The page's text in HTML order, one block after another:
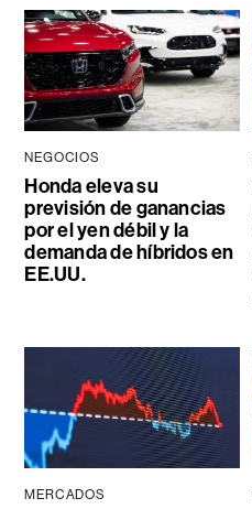
NEGOCIOS
Honda eleva su
previsión de ganancias
por el yen débil y la
demanda de híbridos en
EE.UU.
MERCADOS